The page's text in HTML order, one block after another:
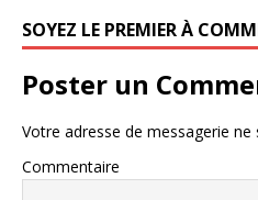
SOYEZ LE PREMIER À
Poster un
Votre adresse de messagerie ne
Commentaire